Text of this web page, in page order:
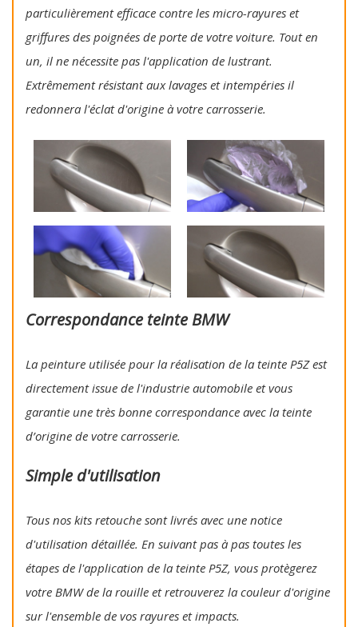
particulièrement efficace contre les micro-rayures et
griffures des poignées de porte de votre voiture. Tout en
un, il ne nécessite pas l'application de lustrant.
Extrêmement résistant aux lavages et intempéries il
redonnera l'éclat d'origine à votre carrosserie.
Correspondance teinte BMW
La peinture utilisée pour la réalisation de la teinte P5Z est
directement issue de l'industrie automobile et vous
garantie une très bonne correspondance avec la teinte
d’origine de votre carrosserie.
Simple d'utilisation
Tous nos kits retouche sont livrés avec une notice
d'utilisation détaillée. En suivant pas à pas toutes les
étapes de l'application de la teinte P5Z, vous protègerez
votre BMW de la rouille et retrouverez la couleur d'origine
sur l'ensemble de vos rayures et impacts.